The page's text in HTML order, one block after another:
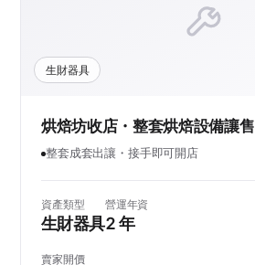
生財器具
烘焙坊收店・整套烘焙設備讓售
整套成套出讓・接手即可開店
資產類型
生財器具
營運年資
2 年
賣家開價